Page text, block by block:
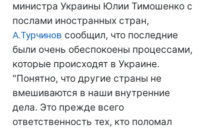
министра Украины Юлии Тимошенко с
послами иностранных стран,
А.Турчинов сообщил, что последние
были очень обеспокоены процессами,
которые происходят в Украине.
"Понятно, что другие страны не
вмешиваются в наши внутренние
дела. Это прежде всего
ответственность тех, кто поломал